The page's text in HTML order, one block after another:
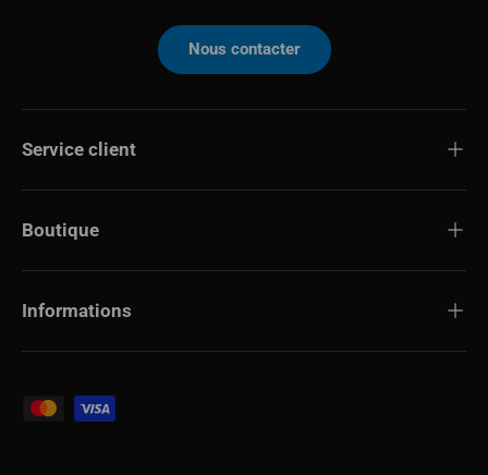
Nous contacter
Service client
Boutique
Informations
Modes de paiement acceptés